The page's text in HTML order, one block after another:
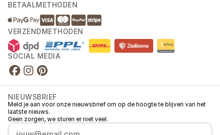
BETAALMETHODEN
VERZENDMETHODEN
SOCIAL MEDIA
NIEUWSBRIEF
Meld je aan voor onze nieuwsbrief om op de hoogte te blijven van het
laatste nieuws.
Geen zorgen, we sturen er niet veel.